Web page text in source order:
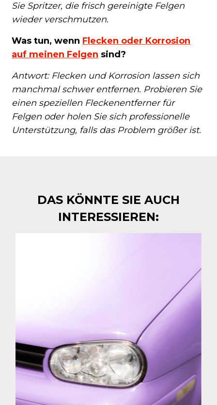
Sie Spritzer, die frisch gereinigte Felgen
wieder verschmutzen.
Was tun, wenn Flecken oder Korrosion
auf meinen Felgen sind?
Antwort: Flecken und Korrosion lassen sich
manchmal schwer entfernen. Probieren Sie
einen speziellen Fleckenentferner für
Felgen oder holen Sie sich professionelle
Unterstützung, falls das Problem größer ist.
DAS KÖNNTE SIE AUCH
INTERESSIEREN: